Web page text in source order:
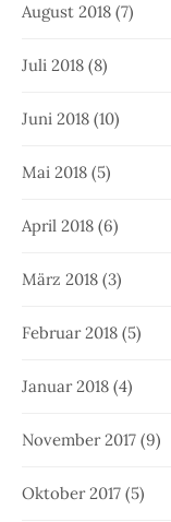
August 2018 (7)
Juli 2018 (8)
Juni 2018 (10)
Mai 2018 (5)
April 2018 (6)
März 2018 (3)
Februar 2018 (5)
Januar 2018 (4)
November 2017 (9)
Oktober 2017 (5)